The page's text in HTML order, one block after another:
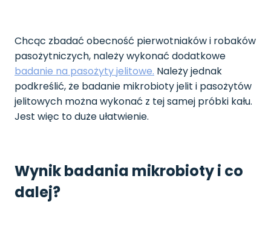
Chcąc zbadać obecność pierwotniaków i robaków
pasożytniczych, należy wykonać dodatkowe
badanie na pasożyty jelitowe. Należy jednak
podkreślić, że badanie mikrobioty jelit i pasożytów
jelitowych można wykonać z tej samej próbki kału.
Jest więc to duże ułatwienie.
Wynik badania mikrobioty i co
dalej?